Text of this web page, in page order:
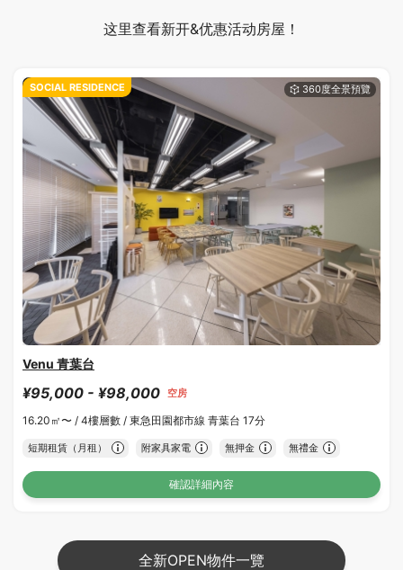
这里查看新开&优惠活动房屋！
SOCIAL RESIDENCE
Venu 青葉台
¥95,000 - ¥98,000 空房
16.20㎡〜 / 4樓層數 / 東急田園都市線 青葉台 17分
短期租賃（月租） 附家具家電 無押金 無禮金
確認詳細內容
全新OPEN物件一覽